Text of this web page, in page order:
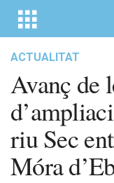
ACTUALITAT
Avanç de
riu Sec
Móra